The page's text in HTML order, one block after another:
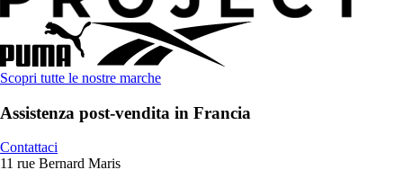
Scopri tutte le nostre marche
Assistenza post-vendita in Francia
Contattaci
11 rue Bernard Maris